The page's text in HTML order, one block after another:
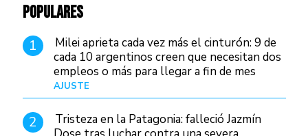
POPULARES
1
Milei aprieta cada vez más el cinturón: 9 de
cada 10 argentinos creen que necesitan dos
empleos o más para llegar a fin de mes
AJUSTE
2
Tristeza en la Patagonia: falleció Jazmín